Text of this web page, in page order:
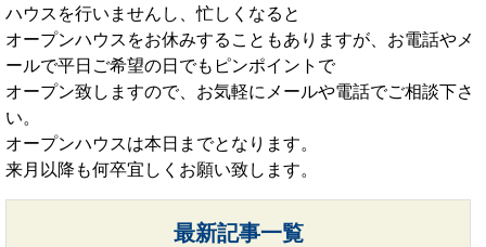
ハウスを行いませんし、忙しくなると
オープンハウスをお休みすることもありますが、お電話やメ
ールで平日ご希望の日でもピンポイントで
オープン致しますので、お気軽にメールや電話でご相談下さ
い。
オープンハウスは本日までとなります。
来月以降も何卒宜しくお願い致します。
最新記事一覧